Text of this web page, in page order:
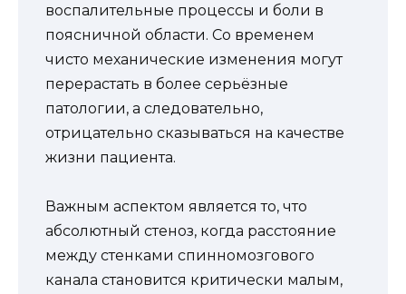
воспалительные процессы и боли в
поясничной области. Со временем
чисто механические изменения могут
перерастать в более серьёзные
патологии, а следовательно,
отрицательно сказываться на качестве
жизни пациента.
Важным аспектом является то, что
абсолютный стеноз, когда расстояние
между стенками спинномозгового
канала становится критически малым,